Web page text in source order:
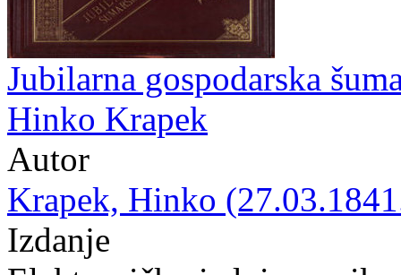
Jubilarna gospodarska
Hinko Krapek
Autor
Krapek, Hinko
Izdanje